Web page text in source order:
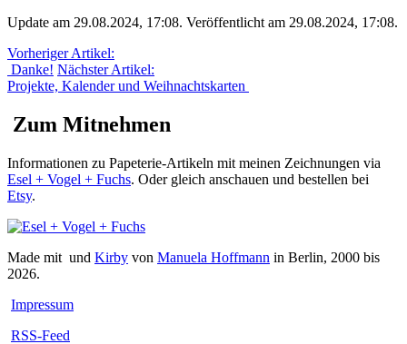
Update am 29.08.2024, 17:08. Veröffentlicht am 29.08.2024, 17:08.
Vorheriger Artikel:
Danke! Nächster Artikel:
Projekte, Kalender und Weihnachtskarten
Zum Mitnehmen
Informationen zu Papeterie-Artikeln mit meinen Zeichnungen via
Esel + Vogel + Fuchs. Oder gleich anschauen und bestellen bei
Etsy.
Made mit und Kirby von Manuela Hoffmann in Berlin, 2000 bis
2026.
Impressum
RSS-Feed